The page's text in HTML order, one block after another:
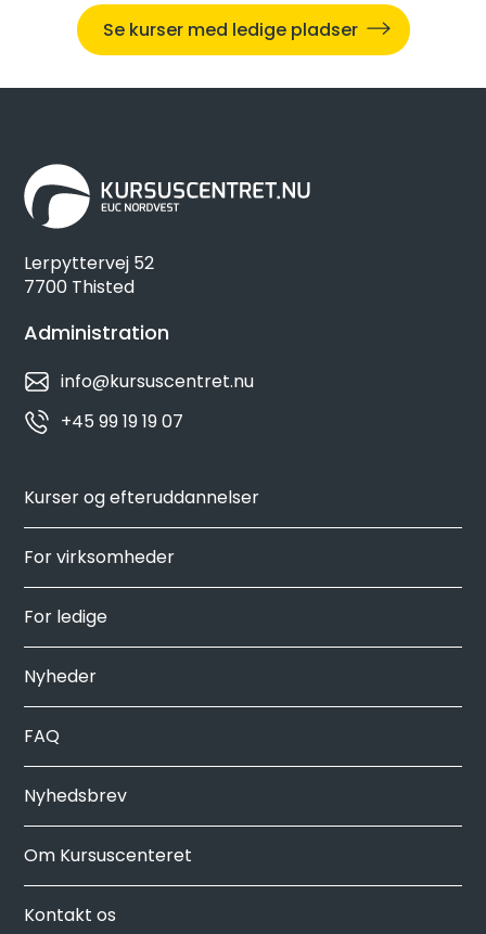
Se kurser med ledige pladser
Lerpyttervej 52
7700 Thisted
Administration
info@kursuscentret.nu
+45 99 19 19 07
Kurser og efteruddannelser
For virksomheder
For ledige
Nyheder
FAQ
Nyhedsbrev
Om Kursuscenteret
Kontakt os